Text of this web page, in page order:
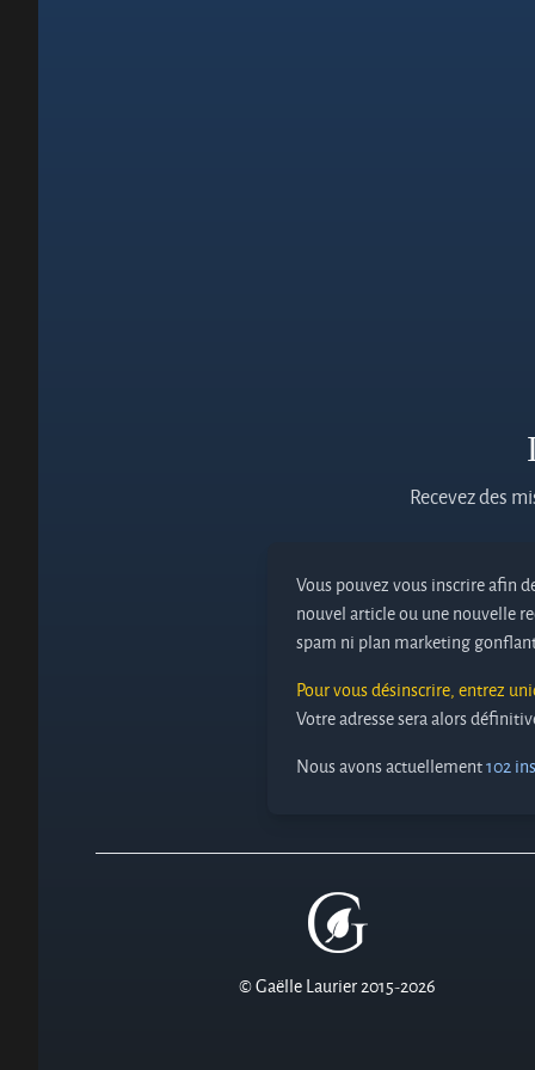
Recevez des
Vous pouvez vous inscrire afin
nouvel article ou une nouvelle
spam ni plan marketing
Pour vous désinscrire, entrez
Votre adresse sera alors
Nous avons actuellement102
© Gaëlle Laurier 2015-2026